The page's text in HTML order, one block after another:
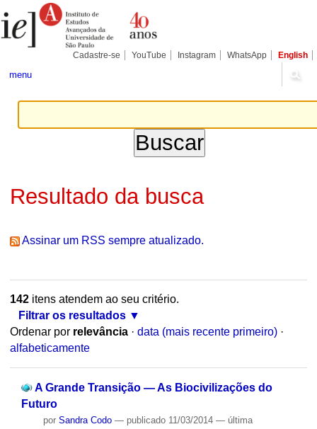
para
conteúdo.
Pessoais
Cadastre-se YouTube Instagram WhatsApp English
menu
Resultado da busca
Assinar um RSS sempre atualizado.
142itens atendem ao seu critério.
Filtrar os resultados
Ordenar por relevância · data (mais recente primeiro) ·
alfabeticamente
A Grande Transição — As Biocivilizações do
Futuro
por Sandra Codo — publicado11/03/2014 — última